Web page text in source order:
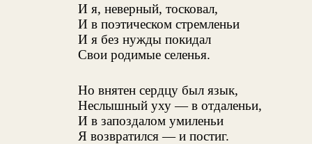
И я, неверный, тосковал,
И в поэтическом стремленьи
И я без нужды покидал
Свои родимые селенья.
Но внятен сердцу был язык,
Неслышный уху — в отдаленьи,
И в запоздалом умиленьи
Я возвратился — и постиг.